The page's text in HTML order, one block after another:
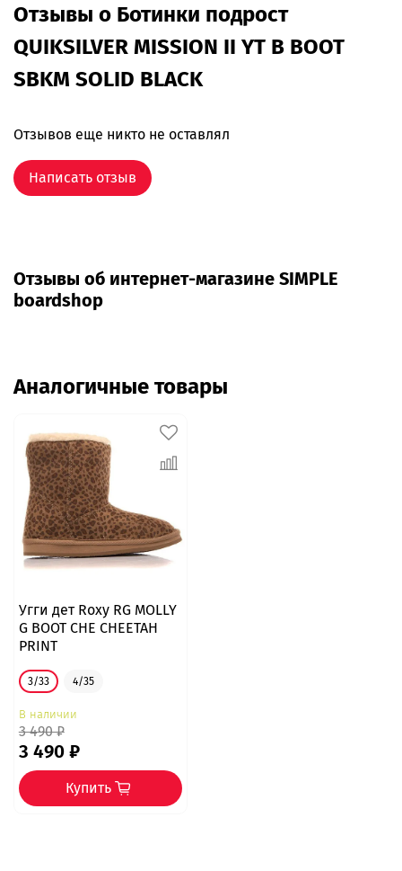
Отзывы о Ботинки подрост
QUIKSILVER MISSION II YT B BOOT
SBKM SOLID BLACK
Отзывов еще никто не оставлял
Написать отзыв
Отзывы об интернет-магазине SIMPLE
boardshop
Аналогичные товары
Угги дет Roxy RG MOLLY
G BOOT CHE CHEETAH
PRINT
3/33 4/35
В наличии
3 490 ₽
3 490 ₽
Купить